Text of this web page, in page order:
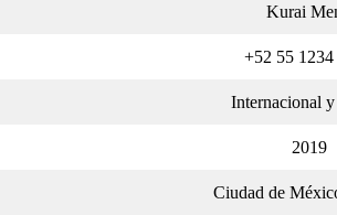
Kurai
+52 55
Internacional
2019
Ciudad de